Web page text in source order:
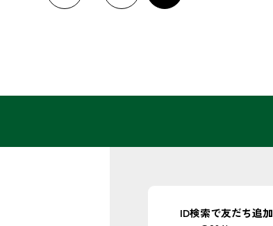
ID検索で友だち追加